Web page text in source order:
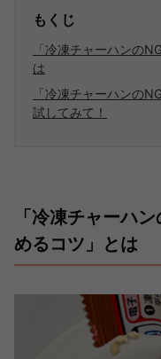
もくじ
「冷凍チャーハンの
は
「冷凍チャーハンの
試してみて！
「冷凍チャーハ
めるコツ」とは